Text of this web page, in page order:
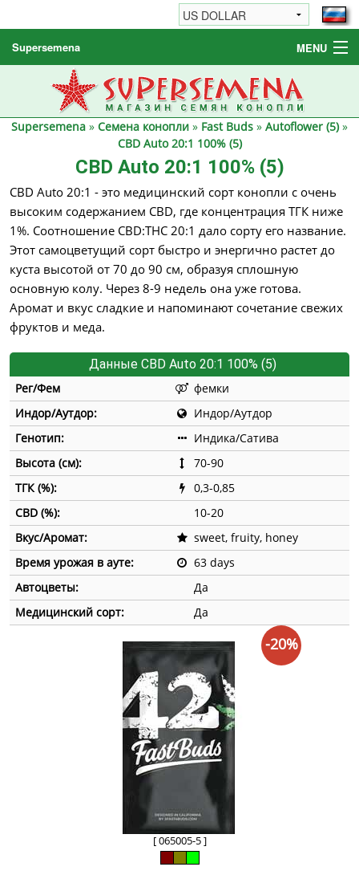
Supersemena MENU
Семена конопли
Другие товары
Как заказать / FAQ
Supersemena » Семена конопли » Fast Buds » Autoflower (5)»
CBD Auto 20:1 100% (5)
CBD Auto 20:1 100% (5)
CBD Auto 20:1 - это медицинский сорт конопли с очень
высоким содержанием CBD, где концентрация ТГК ниже
1%. Соотношение CBD:THC 20:1 дало сорту его название.
Этот самоцветущий сорт быстро и энергично растет до
куста высотой от 70 до 90 см, образуя сплошную
основную колу. Через 8-9 недель она уже готова.
Аромат и вкус сладкие и напоминают сочетание свежих
фруктов и меда.
Данные CBD Auto 20:1 100% (5)
Рег/Фем
фемки
Индор/Аутдор:
Индор/Аутдор
Генотип:
Индика/Сатива
Высота (см):
70-90
ТГК (%):
0,3-0,85
CBD (%):
10-20
Вкус/Аромат:
sweet, fruity, honey
Время урожая в ауте:
63 days
Автоцветы:
Да
Медицинский сорт:
Да
[ 065005-5 ]
-20%